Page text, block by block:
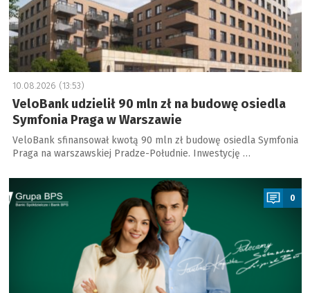
10.08.2026 (13:53)
VeloBank udzielił 90 mln zł na budowę osiedla
Symfonia Praga w Warszawie
VeloBank sfinansował kwotą 90 mln zł budowę osiedla Symfonia
Praga na warszawskiej Pradze-Południe. Inwestycję …
a
0